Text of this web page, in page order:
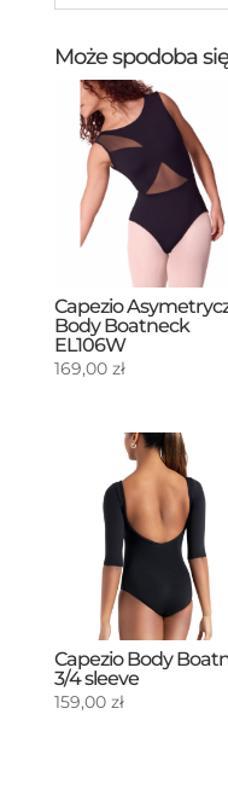
Może spodoba
Capezio
Body Boatneck
EL106W
169,00 zł
Capezio Body
3/4 sleeve
159,00 zł